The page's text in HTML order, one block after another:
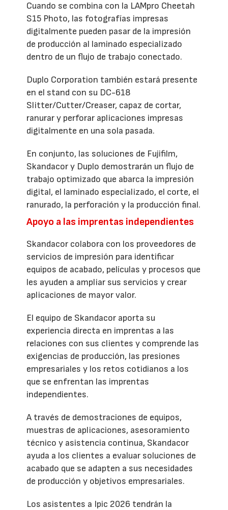
Cuando se combina con la LAMpro Cheetah
S15 Photo, las fotografías impresas
digitalmente pueden pasar de la impresión
de producción al laminado especializado
dentro de un flujo de trabajo conectado.
Duplo Corporation también estará presente
en el stand con su DC-618
Slitter/Cutter/Creaser, capaz de cortar,
ranurar y perforar aplicaciones impresas
digitalmente en una sola pasada.
En conjunto, las soluciones de Fujifilm,
Skandacor y Duplo demostrarán un flujo de
trabajo optimizado que abarca la impresión
digital, el laminado especializado, el corte, el
ranurado, la perforación y la producción final.
Apoyo a las imprentas independientes
Skandacor colabora con los proveedores de
servicios de impresión para identificar
equipos de acabado, películas y procesos que
les ayuden a ampliar sus servicios y crear
aplicaciones de mayor valor.
El equipo de Skandacor aporta su
experiencia directa en imprentas a las
relaciones con sus clientes y comprende las
exigencias de producción, las presiones
empresariales y los retos cotidianos a los
que se enfrentan las imprentas
independientes.
A través de demostraciones de equipos,
muestras de aplicaciones, asesoramiento
técnico y asistencia continua, Skandacor
ayuda a los clientes a evaluar soluciones de
acabado que se adapten a sus necesidades
de producción y objetivos empresariales.
Los asistentes a Ipic 2026 tendrán la